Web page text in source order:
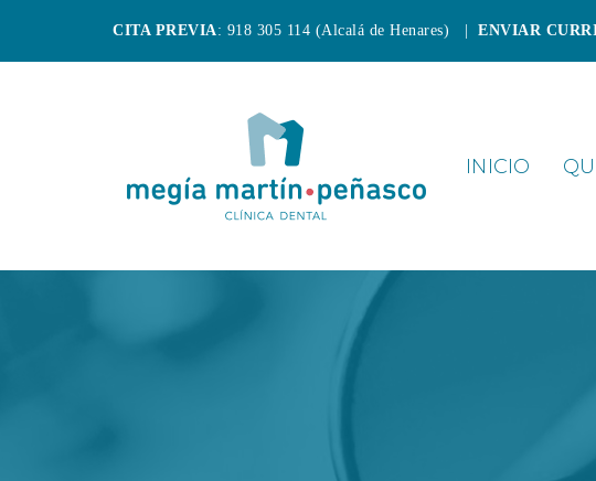
CITA PREVIA: 918 305 114 (Alcalá de Henares) | ENVIAR
INICIO